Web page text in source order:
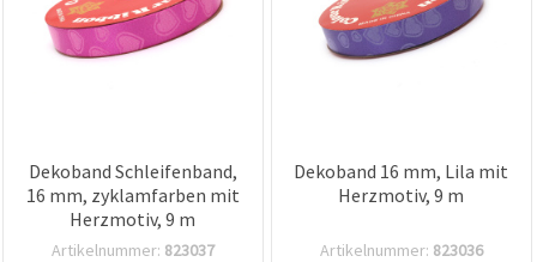
Dekoband Schleifenband,
16 mm, zyklamfarben mit
Herzmotiv, 9 m
Artikelnummer: 823037
Dekoband 16 mm, Lila mit
Herzmotiv, 9 m
Artikelnummer: 823036